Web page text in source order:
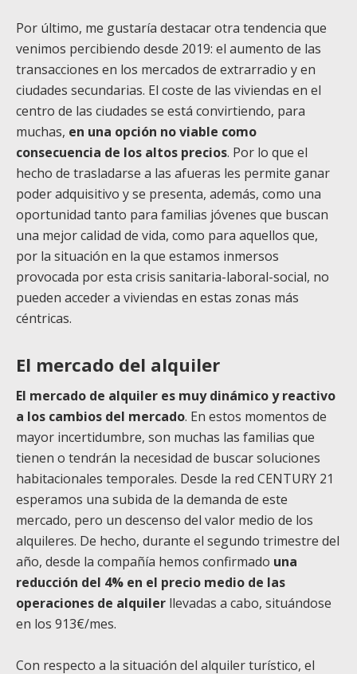
Por último, me gustaría destacar otra tendencia que
venimos percibiendo desde 2019: el aumento de las
transacciones en los mercados de extrarradio y en
ciudades secundarias. El coste de las viviendas en el
centro de las ciudades se está convirtiendo, para
muchas, en una opción no viable como
consecuencia de los altos precios. Por lo que el
hecho de trasladarse a las afueras les permite ganar
poder adquisitivo y se presenta, además, como una
oportunidad tanto para familias jóvenes que buscan
una mejor calidad de vida, como para aquellos que,
por la situación en la que estamos inmersos
provocada por esta crisis sanitaria-laboral-social, no
pueden acceder a viviendas en estas zonas más
céntricas.
El mercado del alquiler
El mercado de alquiler es muy dinámico y reactivo
a los cambios del mercado. En estos momentos de
mayor incertidumbre, son muchas las familias que
tienen o tendrán la necesidad de buscar soluciones
habitacionales temporales. Desde la red CENTURY 21
esperamos una subida de la demanda de este
mercado, pero un descenso del valor medio de los
alquileres. De hecho, durante el segundo trimestre del
año, desde la compañía hemos confirmado una
reducción del 4% en el precio medio de las
operaciones de alquiler llevadas a cabo, situándose
en los 913€/mes.
Con respecto a la situación del alquiler turístico, el